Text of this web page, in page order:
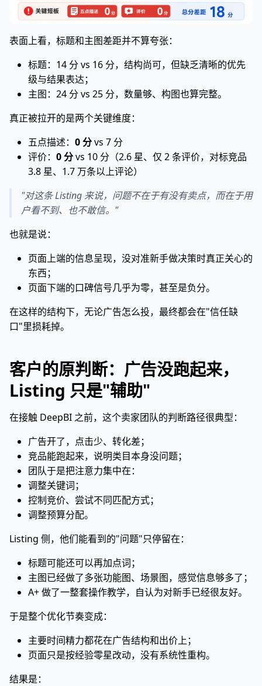
表面上看，标题和主图差距并不算夸张：
标题：14 分 vs 16 分，结构尚可，但缺乏清晰的优先
级与结果表达；
主图：24 分 vs 25 分，数量够、构图也算完整。
真正被拉开的是两个关键维度：
五点描述： 0 分vs 7 分
评价： 0 分vs 10 分（2.6 星、仅 2 条评价，对标竞品
3.8 星、1.7 万条以上评论）
"对这条 Listing 来说，问题不在于有没有卖点，而在于用
户看不到、也不敢信。"
也就是说：
页面上端的信息呈现，没对准新手做决策时真正关心的
东西；
页面下端的口碑信号几乎为零，甚至是负分。
在这样的结构下，无论广告怎么投，最终都会在"信任缺
口"里损耗掉。
客户的原判断：广告没跑起来，
Listing 只是"辅助"
在接触 DeepBI 之前，这个卖家团队的判断路径很典型：
广告开了，点击少、转化差；
竞品能跑起来，说明类目本身没问题；
团队于是把注意力集中在：
调整关键词；
控制竞价、尝试不同匹配方式；
调整预算分配。
Listing 侧，他们能看到的"问题"只停留在：
标题可能还可以再加点词；
主图已经做了多张功能图、场景图，感觉信息够多了；
A+ 做了一整套操作教学，自认为对新手已经很友好。
于是整个优化节奏变成：
主要时间精力都花在广告结构和出价上；
页面只是按经验零星改动，没有系统性重构。
结果是：